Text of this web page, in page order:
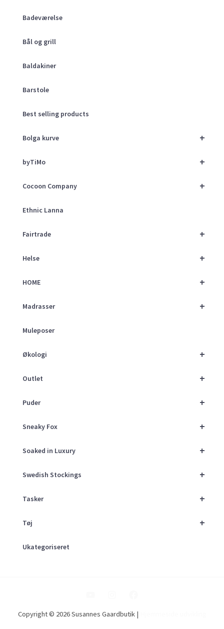
Badeværelse
Bål og grill
Baldakiner
Barstole
Best selling products
+
Bolga kurve
+
byTiMo
+
Cocoon Company
Ethnic Lanna
+
Fairtrade
+
Helse
+
HOME
+
Madrasser
Muleposer
+
Økologi
+
Outlet
+
Puder
+
Sneaky Fox
+
Soaked in Luxury
+
Swedish Stockings
+
Tasker
+
Tøj
Ukategoriseret
Copyright © 2026 Susannes Gaardbutik |